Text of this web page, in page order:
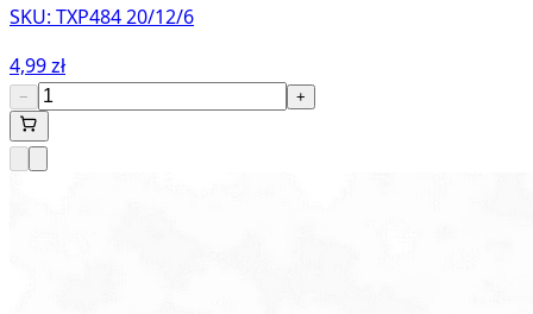
SKU: TXP484 20/12/6
4,99 zł
− +